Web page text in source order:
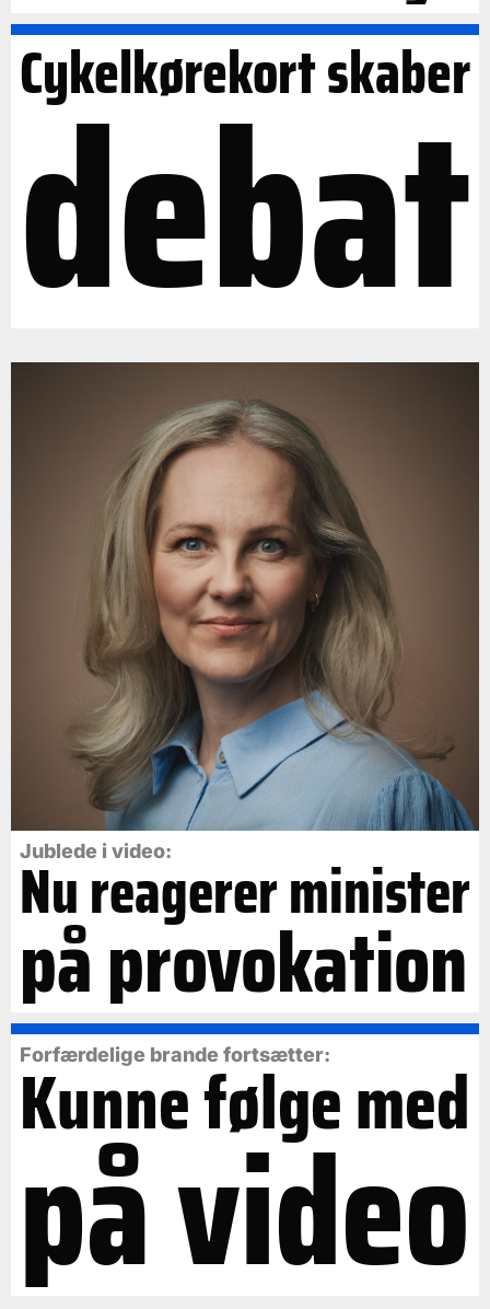
Cykelkørekort skaber
debat
Jublede i video:
Nu reagerer minister
på provokation
Forfærdelige brande fortsætter:
Kunne følge med
på video